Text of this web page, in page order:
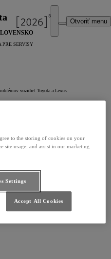
Otvoriť menu
PRE SERVISY
vozidiel Toyota a Lexus
to the storing of cookies on your
site usage, and assist in our marketing
Settings
Accept All Cookies